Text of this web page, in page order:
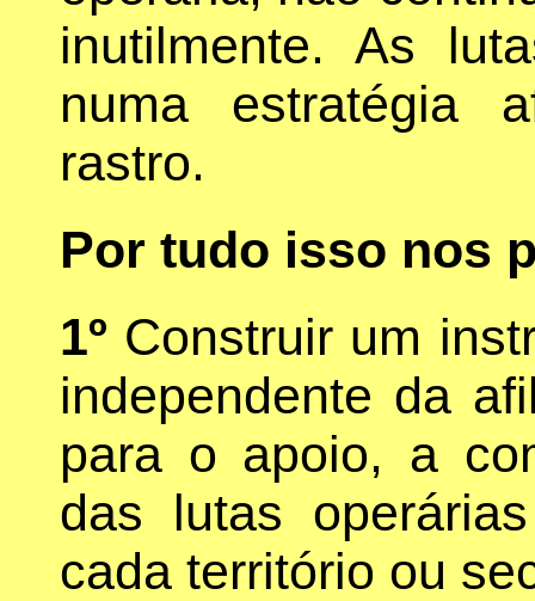
inutilmente. As
numa estratégia
rastro.
Por tudo isso nos
1º Construir um
independente da
para o apoio, a
das lutas
cada território ou